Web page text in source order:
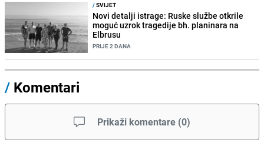
/SVIJET
Novi detalji istrage: Ruske službe otkrile
moguć uzrok tragedije bh. planinara na
Elbrusu
PRIJE 2 DANA
/ Komentari
Prikaži komentare (0)